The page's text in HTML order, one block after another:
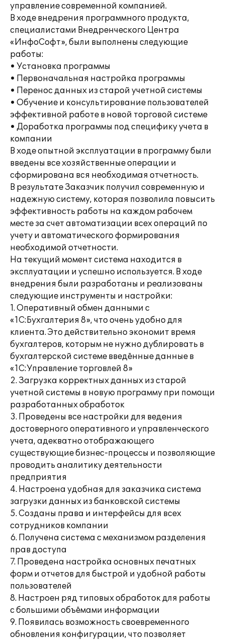
управление современной компанией.
В ходе внедрения программного продукта,
специалистами Внедренческого Центра
«ИнфоСофт», были выполнены следующие
работы:
• Установка программы
• Первоначальная настройка программы
• Перенос данных из старой учетной системы
• Обучение и консультирование пользователей
эффективной работе в новой торговой системе
• Доработка программы под специфику учета в
компании
В ходе опытной эксплуатации в программу были
введены все хозяйственные операции и
сформирована вся необходимая отчетность.
В результате Заказчик получил современную и
надежную систему, которая позволила повысить
эффективность работы на каждом рабочем
месте за счет автоматизации всех операций по
учету и автоматического формирования
необходимой отчетности.
На текущий момент система находится в
эксплуатации и успешно используется. В ходе
внедрения были разработаны и реализованы
следующие инструменты и настройки:
1. Оперативный обмен данными с
«1С:Бухгалтерия 8», что очень удобно для
клиента. Это действительно экономит время
бухгалтеров, которым не нужно дублировать в
бухгалтерской системе введённые данные в
«1С:Управление торговлей 8»
2. Загрузка корректных данных из старой
учетной системы в новую программу при помощи
разработанных обработок
3. Проведены все настройки для ведения
достоверного оперативного и управленческого
учета, адекватно отображающего
существующие бизнес-процессы и позволяющие
проводить аналитику деятельности
предприятия
4. Настроена удобная для заказчика система
загрузки данных из банковской системы
5. Созданы права и интерфейсы для всех
сотрудников компании
6. Получена система с механизмом разделения
прав доступа
7. Проведена настройка основных печатных
форм и отчетов для быстрой и удобной работы
пользователей
8. Настроен ряд типовых обработок для работы
с большими объёмами информации
9. Появилась возможность своевременного
обновления конфигурации, что позволяет